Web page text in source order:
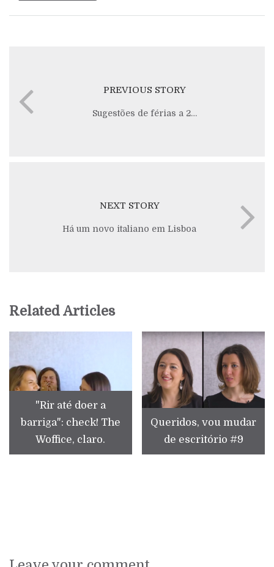
PREVIOUS STORY
Sugestões de férias a 2…
NEXT STORY
Há um novo italiano em Lisboa
Related Articles
"Rir até doer a
barriga": check! The
Woffice, claro.
Queridos, vou mudar
de escritório #9